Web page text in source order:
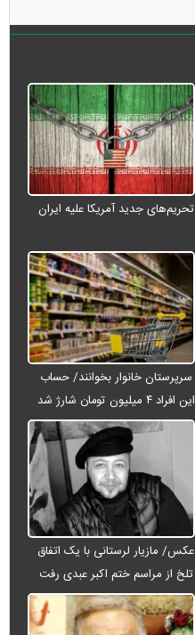
تحریم‌های جدید آمریکا علیه ایران
سرپرستان خانوار بخوانند/ حساب
این افراد ۴ میلیون تومان شارژ شد
عکس/ مازیار لرستانی با یک اتفاق
تلخ از مراسم ختم اکبر عبدی رفت